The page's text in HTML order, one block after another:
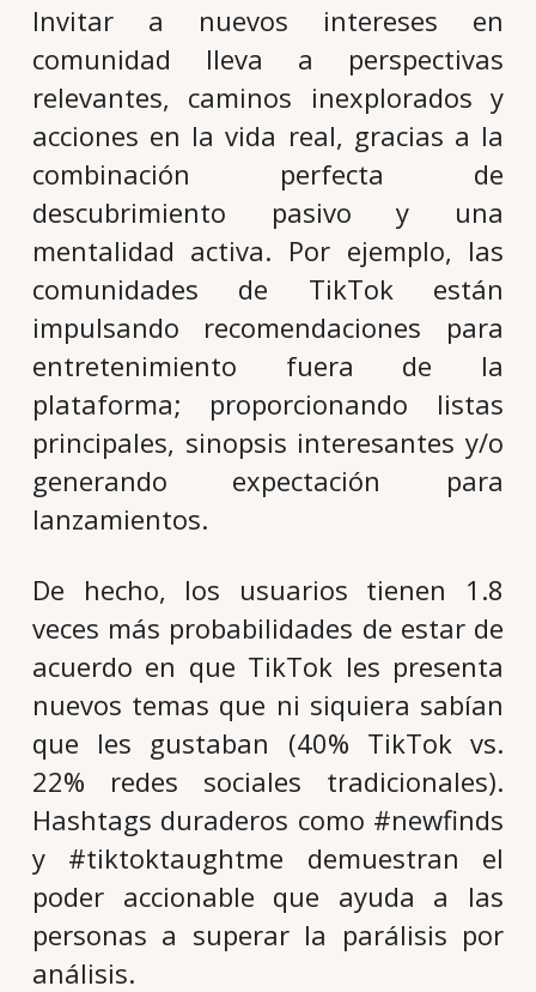
Invitar a nuevos intereses en
comunidad lleva a perspectivas
relevantes, caminos inexplorados y
acciones en la vida real, gracias a la
combinación perfecta de
descubrimiento pasivo y una
mentalidad activa. Por ejemplo, las
comunidades de TikTok están
impulsando recomendaciones para
entretenimiento fuera de la
plataforma; proporcionando listas
principales, sinopsis interesantes y/o
generando expectación para
lanzamientos.
De hecho, los usuarios tienen 1.8
veces más probabilidades de estar de
acuerdo en que TikTok les presenta
nuevos temas que ni siquiera sabían
que les gustaban (40% TikTok vs.
22% redes sociales tradicionales).
Hashtags duraderos como #newfinds
y #tiktoktaughtme demuestran el
poder accionable que ayuda a las
personas a superar la parálisis por
análisis.